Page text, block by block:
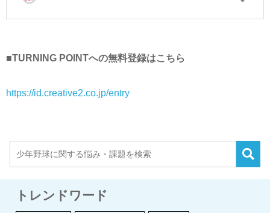
■TURNING POINTへの無料登録はこちら
https://id.creative2.co.jp/entry
トレンドワード